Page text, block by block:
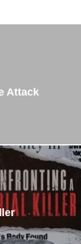
Attack